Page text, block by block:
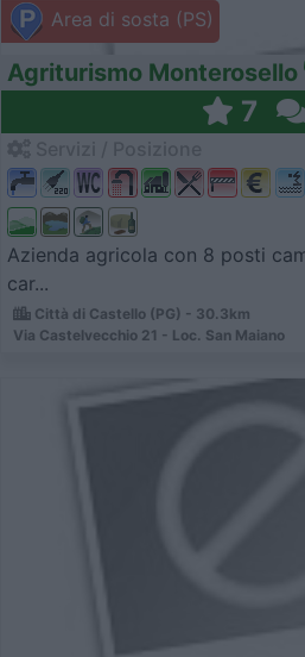
Area di sosta (PS)
Agriturismo Monterosello
7
Azienda agricola con 8 posti
car...
Città di Castello (PG) - 30.3km
Via Castelvecchio 21 - Loc. San Maiano